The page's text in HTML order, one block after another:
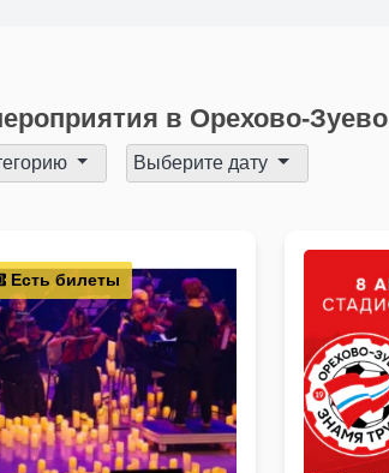
в Орехово-Зуево
Выберите дату
Есть билеты